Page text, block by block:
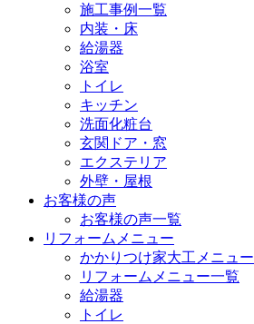
施工事例一覧
内装・床
給湯器
浴室
トイレ
キッチン
洗面化粧台
玄関ドア・窓
エクステリア
外壁・屋根
お客様の声
お客様の声一覧
リフォームメニュー
かかりつけ家大工メニュー
リフォームメニュー一覧
給湯器
トイレ